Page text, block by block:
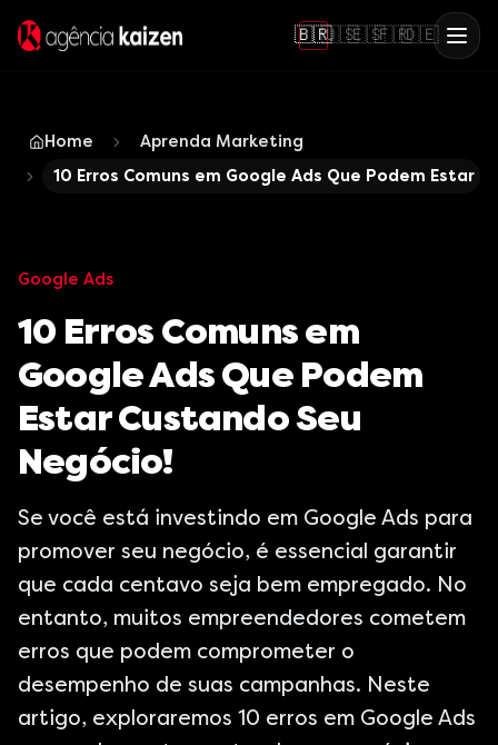
🇧🇷🇺🇸🇪🇸🇫🇷🇩🇪
Home
Aprenda Marketing
10 Erros Comuns em Google Ads Que Podem Estar
Google Ads
10 Erros Comuns em
Google Ads Que Podem
Estar Custando Seu
Negócio!
Se você está investindo em Google Ads para
promover seu negócio, é essencial garantir
que cada centavo seja bem empregado. No
entanto, muitos empreendedores cometem
erros que podem comprometer o
desempenho de suas campanhas. Neste
artigo, exploraremos 10 erros em Google Ads